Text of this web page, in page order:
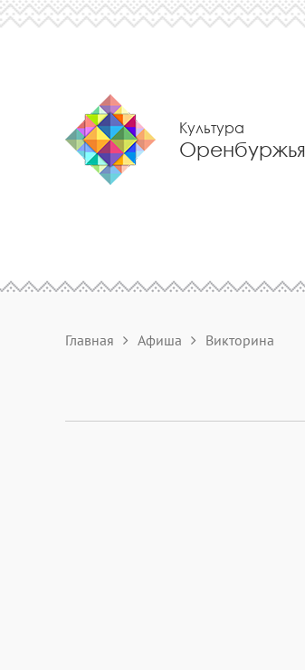
Культура
Оренбуржья
Главная Афиша Викторина